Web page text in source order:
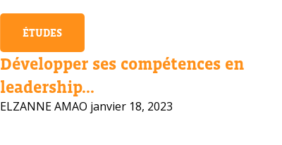
ÉTUDES
Développer ses compétences en
leadership...
ELZANNE AMAO janvier 18, 2023